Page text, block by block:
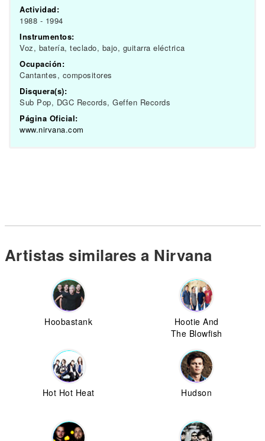
Actividad:
1988 - 1994
Instrumentos:
Voz, batería, teclado, bajo, guitarra eléctrica
Ocupación:
Cantantes, compositores
Disquera(s):
Sub Pop, DGC Records, Geffen Records
Página Oficial:
www.nirvana.com
Artistas similares a Nirvana
Hoobastank
Hootie And
The Blowfish
Hot Hot Heat Hudson